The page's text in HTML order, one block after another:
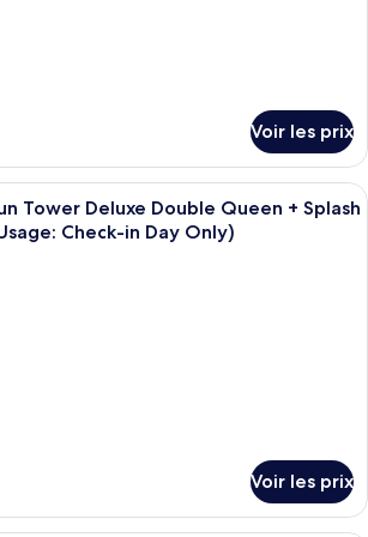
Voir les prix
Une chambre d’hôtel avec deux
Tower Deluxe Double Queen + Splash
Check-in Day Only)
Voir les prix